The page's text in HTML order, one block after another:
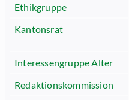
Ethikgruppe
Kantonsrat
Interessengruppe Alter
Redaktionskommission